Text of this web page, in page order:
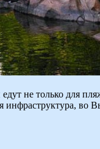
не только для
инфраструктура, во